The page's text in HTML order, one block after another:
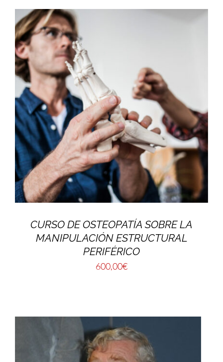
CURSO DE OSTEOPATÍA SOBRE LA
MANIPULACIÓN ESTRUCTURAL
PERIFÉRICO
600,00€